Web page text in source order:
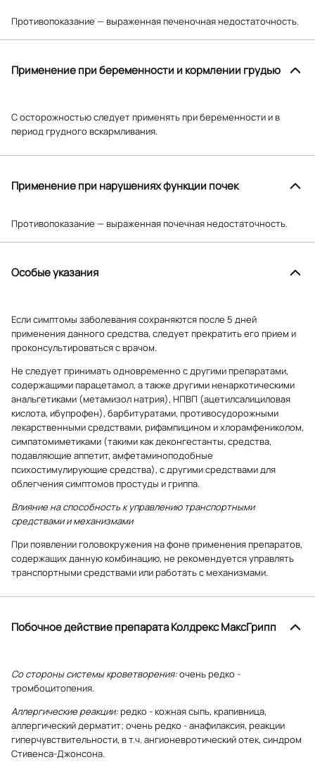
Противопоказание — выраженная печеночная недостаточность.
Применение при беременности и кормлении грудью
С осторожностью следует применять при беременности и в
период грудного вскармливания.
Применение при нарушениях функции почек
Противопоказание — выраженная почечная недостаточность.
Особые указания
Если симптомы заболевания сохраняются после 5 дней
применения данного средства, следует прекратить его прием и
проконсультироваться с врачом.
Не следует принимать одновременно с другими препаратами,
содержащими парацетамол, а также другими ненаркотическими
анальгетиками (метамизол натрия), НПВП (ацетилсалициловая
кислота, ибупрофен), барбитуратами, противосудорожными
лекарственными средствами, рифампицином и хлорамфениколом,
симпатомиметиками (такими как деконгестанты, средства,
подавляющие аппетит, амфетаминоподобные
психостимулирующие средства), с другими средствами для
облегчения симптомов простуды и гриппа.
Влияние на способность к управлению транспортными
средствами и механизмами
При появлении головокружения на фоне применения препаратов,
содержащих данную комбинацию, не рекомендуется управлять
транспортными средствами или работать с механизмами.
Побочное действие препарата Колдрекс МаксГрипп
Со стороны системы кроветворения:очень редко -
тромбоцитопения.
Аллергические реакции: редко - кожная сыпь, крапивница,
аллергический дерматит; очень редко - анафилаксия, реакции
гиперчувствительности, в т.ч. ангионевротический отек, синдром
Стивенса-Джонсона.